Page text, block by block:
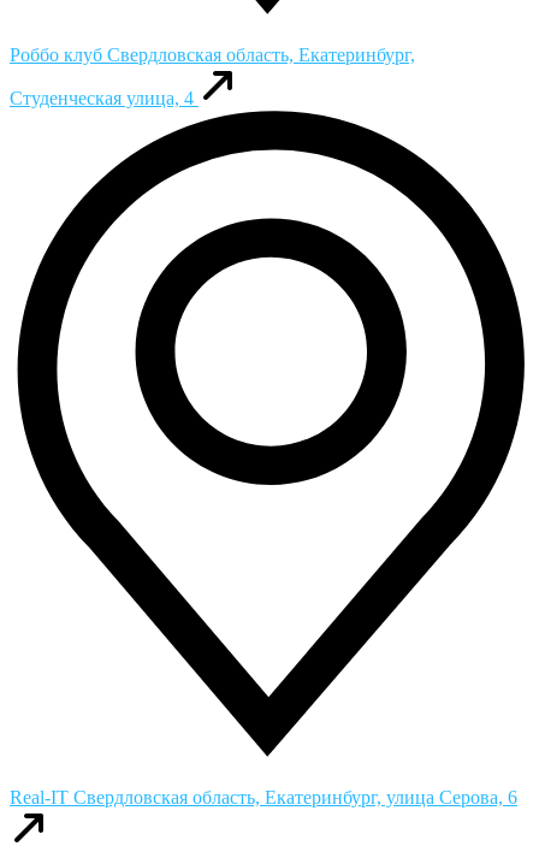
Роббо клуб Свердловская область, Екатеринбург,
Студенческая улица, 4
Real-IT Свердловская область, Екатеринбург, улица Серова, 6